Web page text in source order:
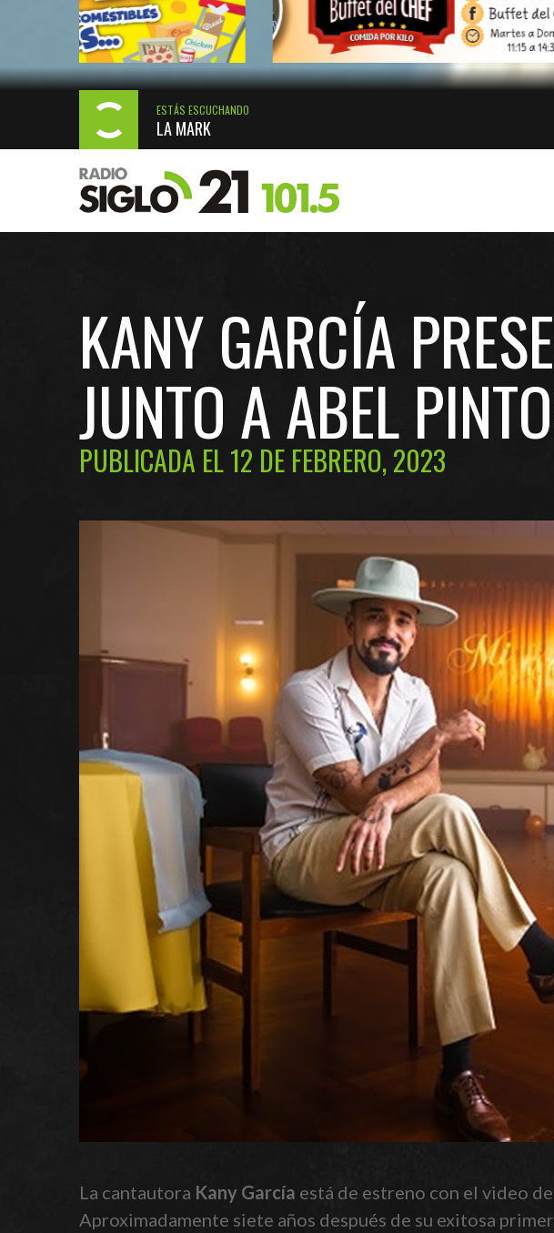
ESTÁS ESCUCHANDO
LA MARK
KANY GARCÍA
JUNTO A ABEL
PUBLICADA EL 12 DE FEBRERO, 2023
La cantautora Kany García está de estreno con el video
Aproximadamente siete años después de su exitosa